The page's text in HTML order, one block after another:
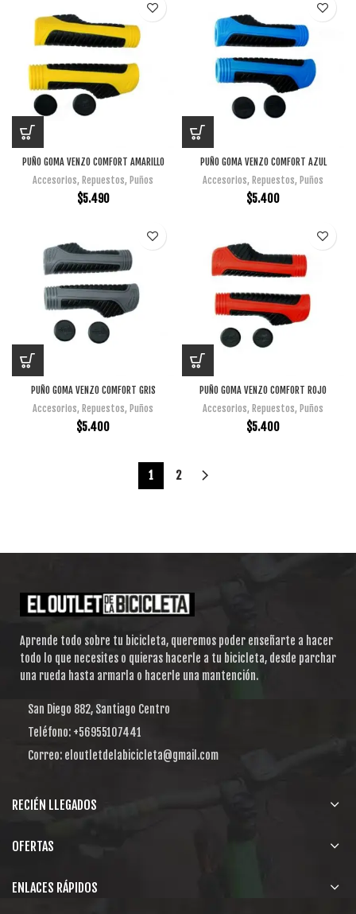
PUÑO GOMA VENZO COMFORT AMARILLO
Accesorios, Repuestos, Puños
$5.490
PUÑO GOMA VENZO COMFORT AZUL
Accesorios, Repuestos, Puños
$5.400
PUÑO GOMA VENZO COMFORT GRIS
Accesorios, Repuestos, Puños
$5.400
PUÑO GOMA VENZO COMFORT ROJO
Accesorios, Repuestos, Puños
$5.400
1 2
Aprende todo sobre tu bicicleta, queremos poder enseñarte a hacer
todo lo que necesites o quieras hacerle a tu bicicleta, desde parchar
una rueda hasta armarla o hacerle una mantención.
San Diego 882, Santiago Centro
Teléfono: +56955107441
Correo: eloutletdelabicicleta@gmail.com
RECIÉN LLEGADOS
OFERTAS
ENLACES RÁPIDOS